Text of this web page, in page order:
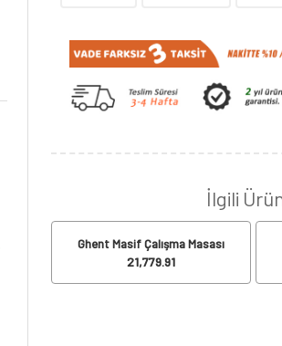
İlgili
Ghent Masif Çalışma Masası
21,779.91